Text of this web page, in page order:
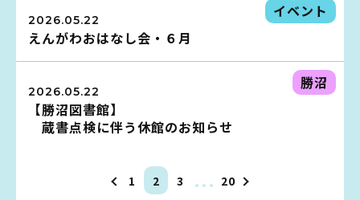
2026.05.22
イベント
えんがわおはなし会・６月
2026.05.22
勝沼
【勝沼図書館】
蔵書点検に伴う休館のお知らせ
1 2 3 … 20